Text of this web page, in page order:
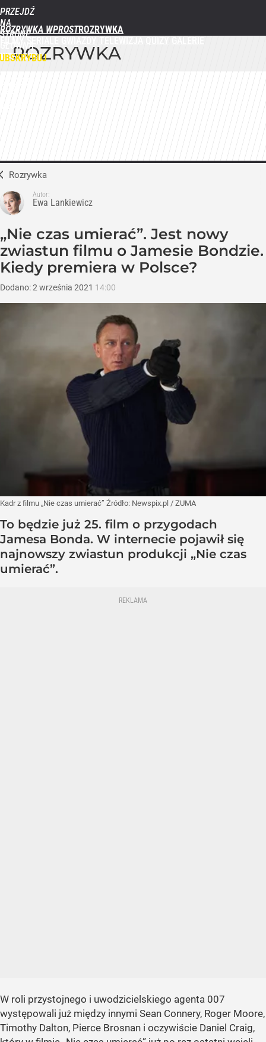
PRZEJDŹ
NA
STRONĘ
GŁÓWNĄ
WPROST.PL
ROZRYWKA WPROST
ROZRYWKA
Rozrywka
Autor:
Ewa Lankiewicz
„Nie czas umierać”. Jest nowy
zwiastun filmu o Jamesie Bondzie.
Kiedy premiera w Polsce?
Dodano:2 września 2021 14:00
Kadr z filmu „Nie czas umierać” Źródło: Newspix.pl / ZUMA
To będzie już 25. film o przygodach
Jamesa Bonda. W internecie pojawił się
najnowszy zwiastun produkcji „Nie czas
umierać”.
W roli przystojnego i uwodzicielskiego agenta 007
występowali już między innymi Sean Connery, Roger Moore,
Timothy Dalton, Pierce Brosnan i oczywiście Daniel Craig,